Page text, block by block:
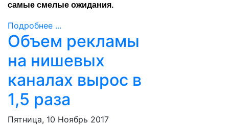
самые смелые ожидания.
Подробнее ...
Объем рекламы
на нишевых
каналах вырос в
1,5 раза
Пятница, 10 Ноябрь 2017